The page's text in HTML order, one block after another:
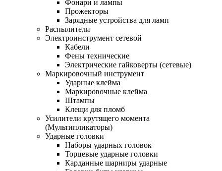
Фонари и лампы
Прожекторы
Зарядные устройства для ламп
Распылители
Электроинструмент сетевой
Кабели
Фены технические
Электрические гайковерты (сетевые)
Маркировочный инструмент
Ударные клейма
Маркировочные клейма
Штампы
Клещи для пломб
Усилители крутящего момента
(Мультипликаторы)
Ударные головки
Наборы ударных головок
Торцевые ударные головки
Карданные шарниры ударные